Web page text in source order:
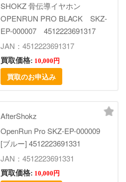
SHOKZ 骨伝導イヤホン
OPENRUN PRO BLACK SKZ-
EP-000007 4512223691317
JAN：4512223691317
買取価格: 10,000円
買取のお申込み
AfterShokz
OpenRun Pro SKZ-EP-000009
[ブルー] 4512223691331
JAN：4512223691331
買取価格: 10,000円